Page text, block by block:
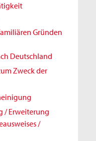
Gründen
Deutschland
Zweck der
/ Erweiterung
/